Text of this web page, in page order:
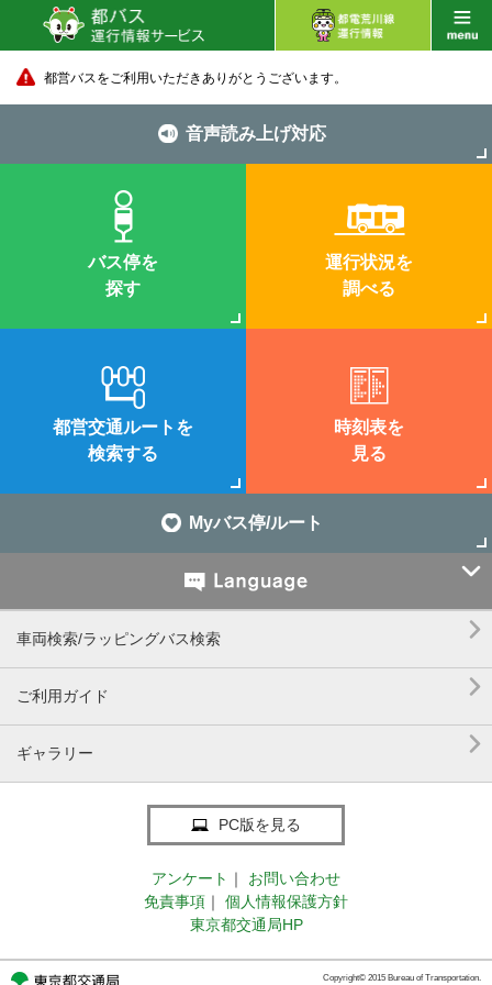
都営バスをご利用いただきありがとうございます。
音声読み上げ対応
バス停を
探す
運行状況を
調べる
都営交通ルートを
検索する
時刻表を
見る
Myバス停/ルート

車両検索/ラッピングバス検索 
ご利用ガイド 
ギャラリー 
PC版を見る
アンケート ｜
お問い合わせ
免責事項 ｜
個人情報保護方針
東京都交通局HP
Copyright© 2015 Bureau of Transportation.